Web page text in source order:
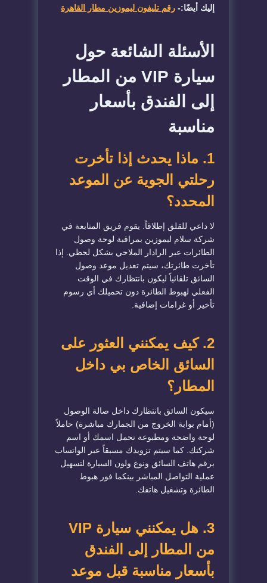
إليك أيضًا:- رقم تليفون ليموزين مطار القاهرة
الأسئلة الشائعة حول
سيارة VIP من المطار
إلى الفندق بأسعار
مناسبة
1. ماذا يحدث إذا تأخرت
رحلتي الجوية عن الموعد
المحدد؟
لا داعي للقلق إطلاقاً. يقوم فريق المتابعة في
شركة سلام ليموزين بمراقبة لوحة وصول
الطائرات عبر الرادار الملاحي بشكل لحظي. إذا
تأخرت طائرتك، سيتم تعديل موعد وصول
السائق تلقائياً ليكون بانتظارك في الوقت
الفعلي لهبوط الطائرة دون تحميلك أي رسوم
تأخير أو غرامات إضافية.
2. كيف يمكنني العثور على
السائق الخاص بي داخل
المطار؟
سيكون السائق بانتظارك داخل صالة الوصول
(أمام بوابة الخروج من الجمارك مباشرة) حاملاً
لوحة واضحة ومطبوعة تحمل اسمك أو اسم
شركتك. كما سيتم تزويدك مسبقاً عبر الواتساب
برقم هاتف السائق ونوع ولون السيارة لتسهيل
عملية التواصل المباشر بينكما فور هبوط
الطائرة وتشغيل هاتفك.
3. هل يمكنني سيارة VIP
من المطار إلى الفندق
بأسعار مناسبة قبل موعد